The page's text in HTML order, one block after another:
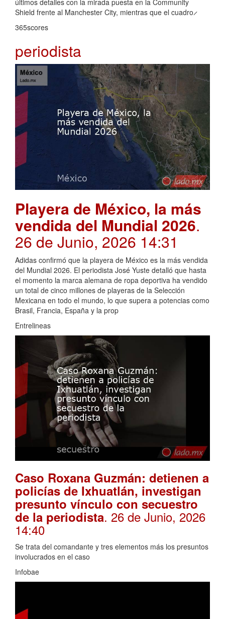
últimos detalles con la mirada puesta en la Community
Shield frente al Manchester City, mientras que el cuadro ̷
365scores
periodista
Playera de México, la más
vendida del Mundial 2026.
26 de Junio, 2026 14:31
Adidas confirmó que la playera de México es la más vendida
del Mundial 2026. El periodista José Yuste detalló que hasta
el momento la marca alemana de ropa deportiva ha vendido
un total de cinco millones de playeras de la Selección
Mexicana en todo el mundo, lo que supera a potencias como
Brasil, Francia, España y la prop
Entrelineas
Caso Roxana Guzmán: detienen a
policías de Ixhuatlán, investigan
presunto vínculo con secuestro
de la periodista. 26 de Junio, 2026
14:40
Se trata del comandante y tres elementos más los presuntos
involucrados en el caso
Infobae